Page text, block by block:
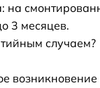
на
3 месяцев.
случаем?